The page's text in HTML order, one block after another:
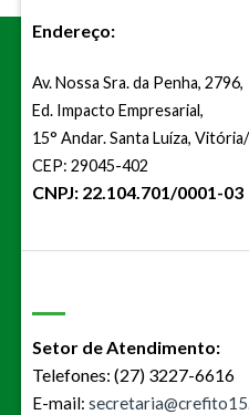
Endereço:
Av. Nossa Sra. da Penha, 2796,
Ed. Impacto Empresarial,
15° Andar. Santa Luíza, Vitória/
CEP: 29045-402
CNPJ: 22.104.701/0001-03
Setor de Atendimento:
Telefones: (27) 3227-6616
E-mail: